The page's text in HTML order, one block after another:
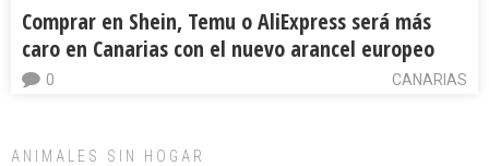
Comprar en Shein, Temu o AliExpress será más
caro en Canarias con el nuevo arancel europeo
CANARIAS
0
ANIMALES SIN HOGAR